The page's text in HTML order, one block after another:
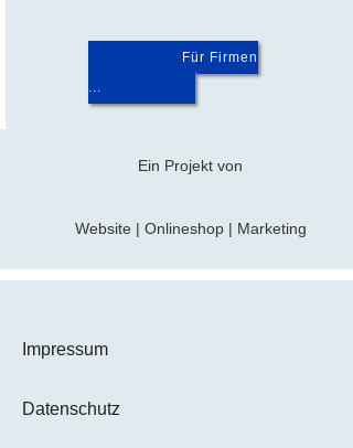
Für Firmen
...
Ein Projekt von
Website | Onlineshop | Marketing
Impressum
Datenschutz